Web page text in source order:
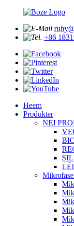
+86
Heem
Produkter
NEI